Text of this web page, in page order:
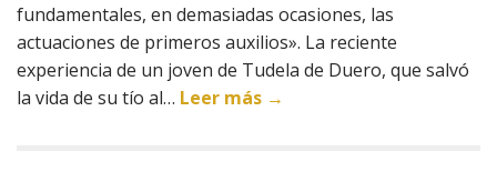
fundamentales, en demasiadas ocasiones, las
actuaciones de primeros auxilios». La reciente
experiencia de un joven de Tudela de Duero, que salvó
la vida de su tío al… Leer más →